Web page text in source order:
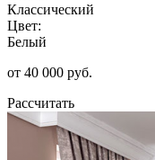
Классический
Цвет:
Белый
от 40 000 руб.
Рассчитать